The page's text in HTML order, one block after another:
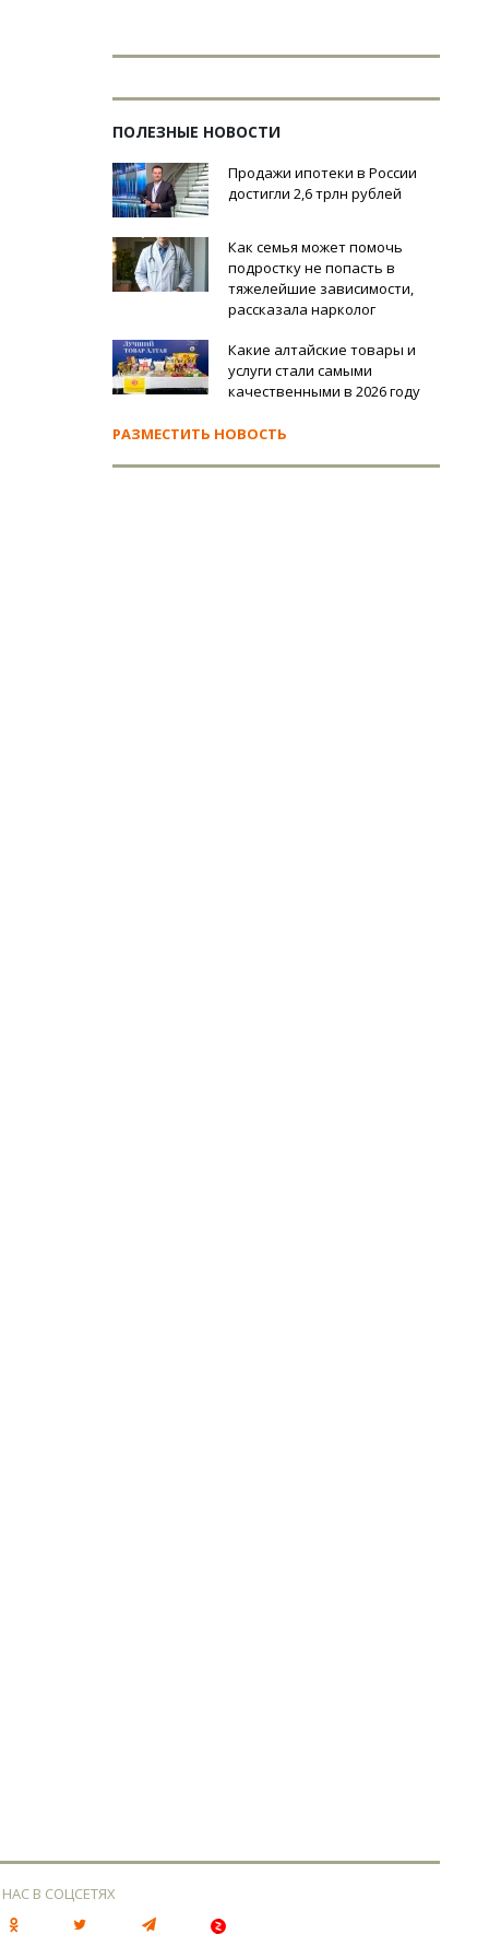
ПОЛЕЗНЫЕ НОВОСТИ
Продажи ипотеки в России
достигли 2,6 трлн рублей
Как семья может помочь
подростку не попасть в
тяжелейшие зависимости,
рассказала нарколог
Какие алтайские товары и
услуги стали самыми
качественными в 2026 году
РАЗМЕСТИТЬ НОВОСТЬ
В СОЦСЕТЯХ